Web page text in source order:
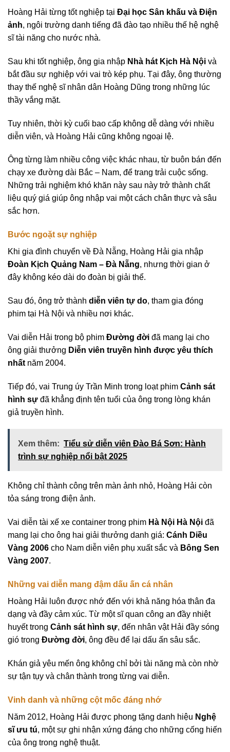
Hoàng Hải từng tốt nghiệp tại Đại học Sân khấu và Điện
ảnh, ngôi trường danh tiếng đã đào tạo nhiều thế hệ nghệ
sĩ tài năng cho nước nhà.
Sau khi tốt nghiệp, ông gia nhập Nhà hát Kịch Hà Nội và
bắt đầu sự nghiệp với vai trò kép phụ. Tại đây, ông thường
thay thế nghệ sĩ nhân dân Hoàng Dũng trong những lúc
thầy vắng mặt.
Tuy nhiên, thời kỳ cuối bao cấp không dễ dàng với nhiều
diễn viên, và Hoàng Hải cũng không ngoại lệ.
Ông từng làm nhiều công việc khác nhau, từ buôn bán đến
chạy xe đường dài Bắc – Nam, để trang trải cuộc sống.
Những trải nghiệm khó khăn này sau này trở thành chất
liệu quý giá giúp ông nhập vai một cách chân thực và sâu
sắc hơn.
Bước ngoặt sự nghiệp
Khi gia đình chuyển về Đà Nẵng, Hoàng Hải gia nhập
Đoàn Kịch Quảng Nam – Đà Nẵng, nhưng thời gian ở
đây không kéo dài do đoàn bị giải thể.
Sau đó, ông trở thành diễn viên tự do, tham gia đóng
phim tại Hà Nội và nhiều nơi khác.
Vai diễn Hải trong bộ phim Đường đời đã mang lại cho
ông giải thưởng Diễn viên truyền hình được yêu thích
nhất năm 2004.
Tiếp đó, vai Trung úy Trần Minh trong loạt phim Cảnh sát
hình sự đã khẳng định tên tuổi của ông trong lòng khán
giả truyền hình.
Xem thêm: Tiểu sử diễn viên Đào Bá Sơn: Hành
trình sự nghiệp nổi bật 2025
Không chỉ thành công trên màn ảnh nhỏ, Hoàng Hải còn
tỏa sáng trong điện ảnh.
Vai diễn tài xế xe container trong phim Hà Nội Hà Nội đã
mang lại cho ông hai giải thưởng danh giá: Cánh Diều
Vàng 2006 cho Nam diễn viên phụ xuất sắc và Bông Sen
Vàng 2007.
Những vai diễn mang đậm dấu ấn cá nhân
Hoàng Hải luôn được nhớ đến với khả năng hóa thân đa
dạng và đầy cảm xúc. Từ một sĩ quan công an đầy nhiệt
huyết trong Cảnh sát hình sự, đến nhân vật Hải đầy sóng
gió trong Đường đời, ông đều để lại dấu ấn sâu sắc.
Khán giả yêu mến ông không chỉ bởi tài năng mà còn nhờ
sự tận tụy và chân thành trong từng vai diễn.
Vinh danh và những cột mốc đáng nhớ
Năm 2012, Hoàng Hải được phong tặng danh hiệu Nghệ
sĩ ưu tú, một sự ghi nhận xứng đáng cho những cống hiến
của ông trong nghệ thuật.